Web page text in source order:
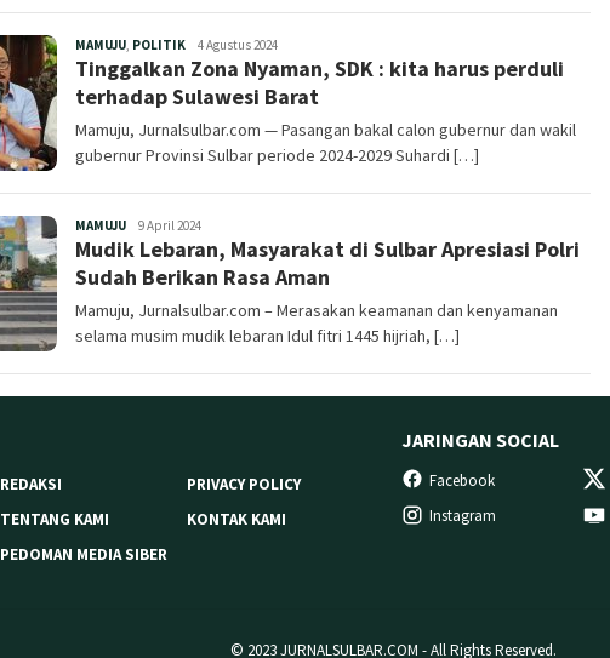
MAMUJU, POLITIKRedaksi
4 Agustus 2024
Tinggalkan Zona Nyaman, SDK : kita harus perduli
terhadap Sulawesi Barat
Mamuju, Jurnalsulbar.com — Pasangan bakal calon gubernur dan wakil
gubernur Provinsi Sulbar periode 2024-2029 Suhardi […]
MAMUJURedaksi
9 April 2024
Mudik Lebaran, Masyarakat di Sulbar Apresiasi Polri
Sudah Berikan Rasa Aman
Mamuju, Jurnalsulbar.com – Merasakan keamanan dan kenyamanan
selama musim mudik lebaran Idul fitri 1445 hijriah, […]
REDAKSI
PRIVACY POLICY
TENTANG KAMI
KONTAK KAMI
PEDOMAN MEDIA SIBER
JARINGAN SOCIAL
Facebook
Instagram
© 2023 JURNALSULBAR.COM - All Rights Reserved.